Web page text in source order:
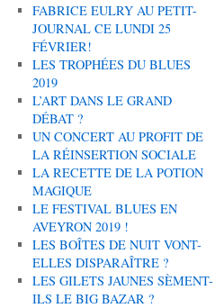
FABRICE EULRY AU PETIT-
JOURNAL CE LUNDI 25
FÉVRIER!
LES TROPHÉES DU BLUES
2019
L’ART DANS LE GRAND
DÉBAT ?
UN CONCERT AU PROFIT DE
LA RÉINSERTION SOCIALE
LA RECETTE DE LA POTION
MAGIQUE
LE FESTIVAL BLUES EN
AVEYRON 2019 !
LES BOÎTES DE NUIT VONT-
ELLES DISPARAÎTRE ?
LES GILETS JAUNES SÈMENT-
ILS LE BIG BAZAR ?